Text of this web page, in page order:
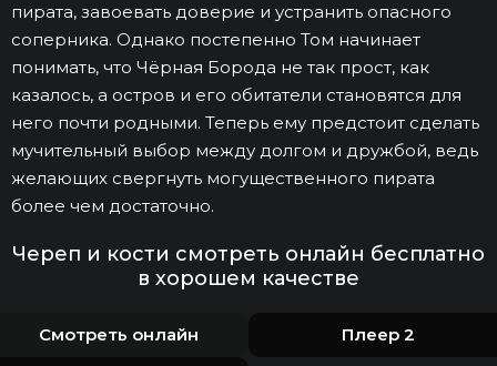
пирата, завоевать доверие и устранить опасного
соперника. Однако постепенно Том начинает
понимать, что Чёрная Борода не так прост, как
казалось, а остров и его обитатели становятся для
него почти родными. Теперь ему предстоит сделать
мучительный выбор между долгом и дружбой, ведь
желающих свергнуть могущественного пирата
более чем достаточно.
Череп и кости смотреть онлайн бесплатно
в хорошем качестве
Смотреть онлайн Плеер 2